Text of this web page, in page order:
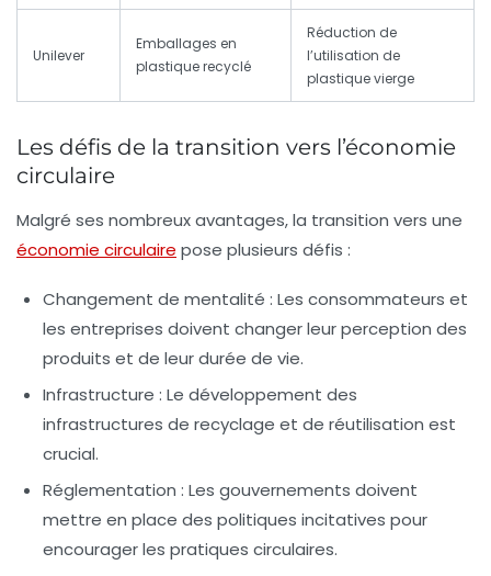
Unilever
Emballages en
plastique recyclé
Réduction de
l’utilisation de
plastique vierge
Les défis de la transition vers l’économie
circulaire
Malgré ses nombreux avantages, la transition vers une
économie circulaire pose plusieurs défis :
Changement de mentalité : Les consommateurs et
les entreprises doivent changer leur perception des
produits et de leur durée de vie.
Infrastructure : Le développement des
infrastructures de recyclage et de réutilisation est
crucial.
Réglementation : Les gouvernements doivent
mettre en place des politiques incitatives pour
encourager les pratiques circulaires.